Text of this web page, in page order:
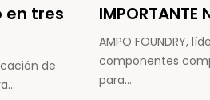
tres
de
IMPORTANTE
AMPO FOUNDRY,
componentes
para…